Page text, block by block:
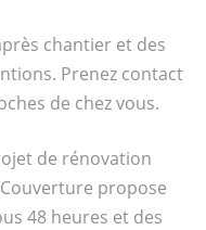
chantier et des
Prenez contact
de chez vous.
de rénovation
propose
48 heures et des